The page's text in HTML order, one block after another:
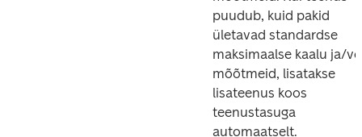
puudub, kuid pakid
ületavad standardse
maksimaalse kaalu ja/
mõõtmeid, lisatakse
lisateenus koos
teenustasuga
automaatselt.